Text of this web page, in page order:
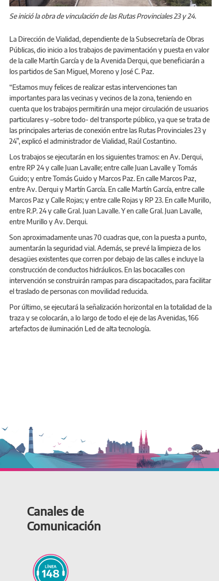
Se inició la obra de vinculación de las Rutas Provinciales 23 y 24.
La Dirección de Vialidad, dependiente de la Subsecretaría de Obras
Públicas, dio inicio a los trabajos de pavimentación y puesta en valor
de la calle Martín García y de la Avenida Derqui, que beneficiarán a
los partidos de San Miguel, Moreno y José C. Paz.
“Estamos muy felices de realizar estas intervenciones tan
importantes para las vecinas y vecinos de la zona, teniendo en
cuenta que los trabajos permitirán una mejor circulación de usuarios
particulares y –sobre todo- del transporte público, ya que se trata de
las principales arterias de conexión entre las Rutas Provinciales 23 y
24”, explicó el administrador de Vialidad, Raúl Costantino.
Los trabajos se ejecutarán en los siguientes tramos: en Av. Derqui,
entre RP 24 y calle Juan Lavalle; entre calle Juan Lavalle y Tomás
Guido; y entre Tomás Guido y Marcos Paz. En calle Marcos Paz,
entre Av. Derqui y Martín García. En calle Martín García, entre calle
Marcos Paz y Calle Rojas; y entre calle Rojas y RP 23. En calle Murillo,
entre R.P. 24 y calle Gral. Juan Lavalle. Y en calle Gral. Juan Lavalle,
entre Murillo y Av. Derqui.
Son aproximadamente unas 70 cuadras que, con la puesta a punto,
aumentarán la seguridad vial. Además, se prevé la limpieza de los
desagües existentes que corren por debajo de las calles e incluye la
construcción de conductos hidráulicos. En las bocacalles con
intervención se construirán rampas para discapacitados, para facilitar
el traslado de personas con movilidad reducida.
Por último, se ejecutará la señalización horizontal en la totalidad de la
traza y se colocarán, a lo largo de todo el eje de las Avenidas, 166
artefactos de iluminación Led de alta tecnología.
Canales de
Comunicación